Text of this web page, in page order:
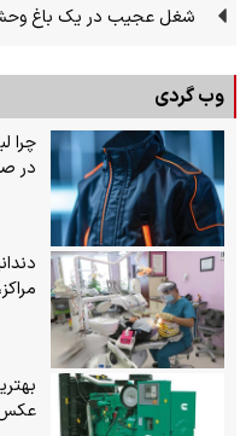
شغل عجیب در یک باغ
وب گردی
چرا
در